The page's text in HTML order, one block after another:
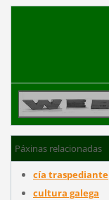
Páxinas relacionadas
cía traspediante
cultura galega